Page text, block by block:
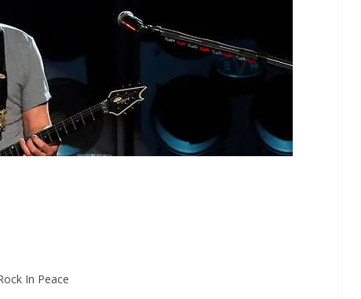
In Peace